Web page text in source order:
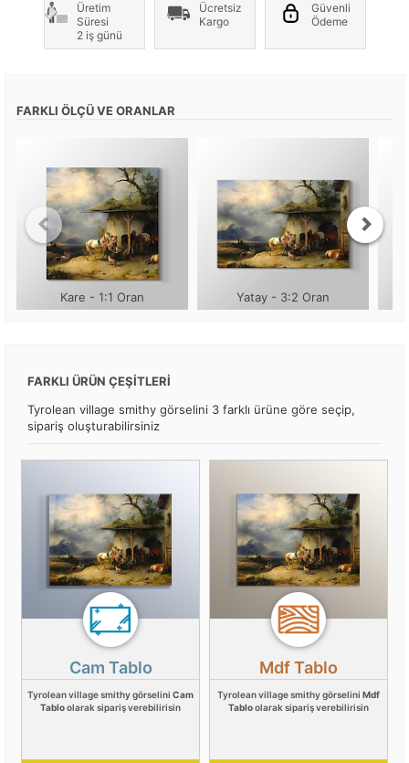
Üretim
Süresi
2 iş günü
Ücretsiz
Kargo
Güvenli
Ödeme
FARKLI ÖLÇÜ VE ORANLAR
Kare - 1:1 Oran Yatay - 3:2 Oran
FARKLI ÜRÜN ÇEŞİTLERİ
Tyrolean village smithy görselini 3 farklı ürüne göre seçip,
sipariş oluşturabilirsiniz
Cam Tablo
Tyrolean village smithy görselini Cam
Tabloolarak sipariş verebilirisin
Mdf Tablo
Tyrolean village smithy görselini Mdf
Tabloolarak sipariş verebilirisin